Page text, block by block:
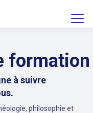
formation
à suivre
philosophie et